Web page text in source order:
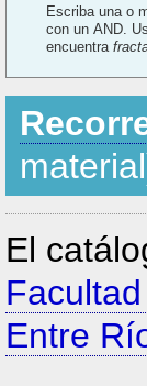
Escriba una o
encuentra
El
Entre